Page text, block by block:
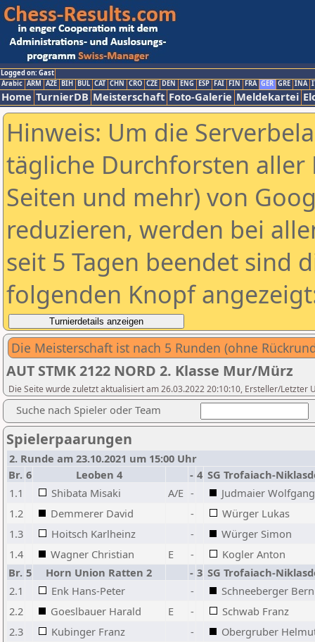
Logged on: Gast
Arabic ARM AZE BIH BUL CAT CHN CRO CZE DEN ENG ESP FAI FIN FRA GER GRE INA
Home TurnierDB Meisterschaft Foto-Galerie Meldekartei
Hinweis: Um die
tägliche Durchforsten aller
Seiten und mehr) von
reduzieren, werden bei
seit 5 Tagen beendet sind
folgenden Knopf
Die Meisterschaft ist nach 5 Runden (ohne
AUT STMK 2122 NORD 2. Klasse Mur/Mürz
Die Seite wurde zuletzt aktualisiert am 26.03.2022 20:10:10, Ersteller/Letzter
Suche nach Spieler oder Team
Spielerpaarungen
2. Runde am 23.10.2021 um 15:00 Uhr
Br. 6 Leoben 4 - 4 SG Trofaiach-
1.1
Shibata Misaki A/E -
Judmaier Wolfgang
1.2
Demmerer David -
Würger Lukas
1.3
Hoitsch Karlheinz -
Würger Simon
1.4
Wagner Christian E -
Kogler Anton
Br. 5 Horn Union Ratten 2 - 3 SG Trofaiach-
2.1
Enk Hans-Peter -
Schneeberger
2.2
Goeslbauer Harald E -
Schwab Franz
2.3
Kubinger Franz -
Obergruber